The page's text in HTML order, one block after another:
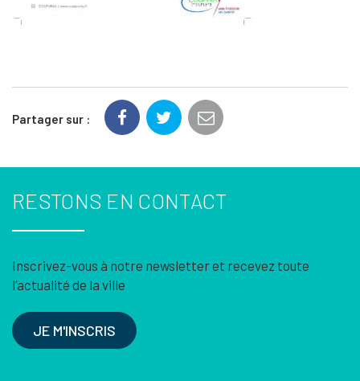
Partager sur :
RESTONS EN CONTACT
Inscrivez-vous à notre newsletter et recevez toute
l’actualité de la ville
JE M'INSCRIS